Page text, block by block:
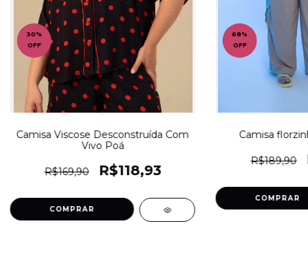
30%
OFF
Camisa Viscose Desconstruída Com
Vivo Poá
R$169,90 R$118,93
COMPRAR
68%
OFF
Camisa
R$189,90
COMPRAR